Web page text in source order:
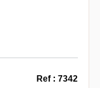
Ref : 7342